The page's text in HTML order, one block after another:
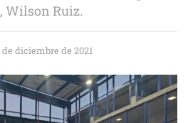
Wilson Ruiz.
de diciembre de 2021